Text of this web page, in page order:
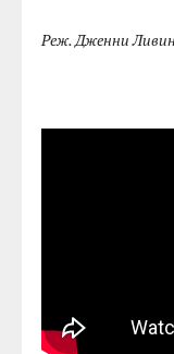
Реж. Дженни